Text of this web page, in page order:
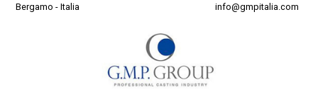
Bergamo - Italia
info@gmpitalia.com